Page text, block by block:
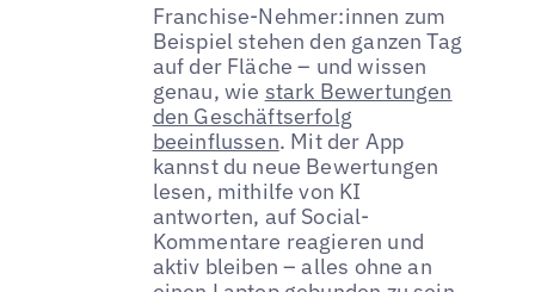
Franchise-Nehmer:innen zum
Beispiel stehen den ganzen Tag
auf der Fläche – und wissen
genau, wie stark Bewertungen
den Geschäftserfolg
beeinflussen. Mit der App
kannst du neue Bewertungen
lesen, mithilfe von KI
antworten, auf Social-
Kommentare reagieren und
aktiv bleiben – alles ohne an